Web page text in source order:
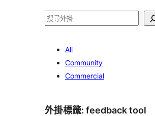
搜
All
Community
Commercial
外掛標籤: feedback tool